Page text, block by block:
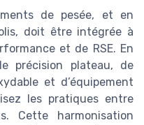
de pesée, et en
doit être intégrée à
et de RSE. En
précision plateau, de
et d’équipement
les pratiques entre
Cette harmonisation